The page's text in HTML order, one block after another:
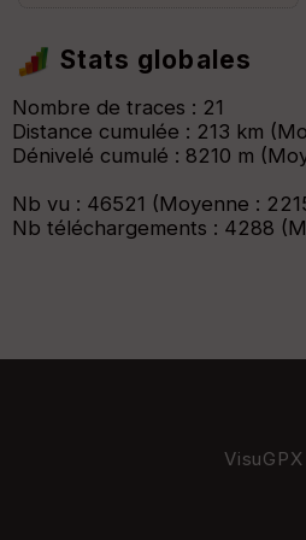
Stats globales
Nombre de traces : 21
Distance cumulée : 213 km
Dénivelé cumulé : 8210 m
Nb vu : 46521 (Moyenne :
Nb téléchargements : 4288